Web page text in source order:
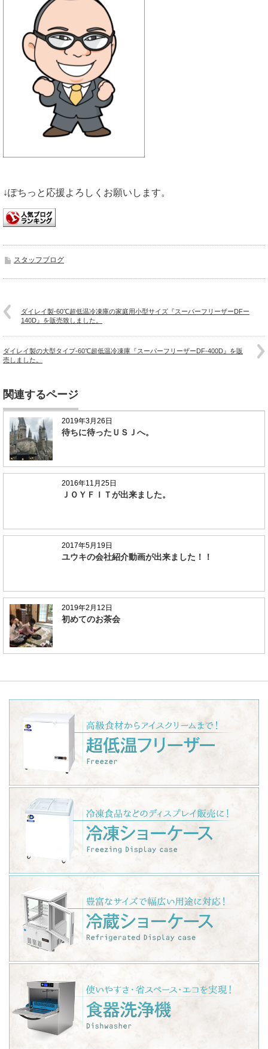
↓ぽちっと応援よろしくお願いします。
スタッフブログ
ダイレイ製-60℃超低温冷凍庫の家庭用小型サイズ『スーパーフリーザーDFー
140D』を販売致しました。
ダイレイ製の大型タイプ-60℃超低温冷凍庫『スーパーフリーザーDF-400D』を販
売しました。
関連するページ
2019年3月26日
待ちに待ったＵＳＪへ。
2016年11月25日
ＪＯＹＦＩＴが出来ました。
2017年5月19日
ユウキの会社紹介動画が出来ました！！
2019年2月12日
初めてのお茶会